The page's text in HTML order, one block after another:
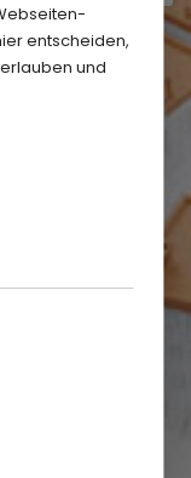
entscheiden,
und